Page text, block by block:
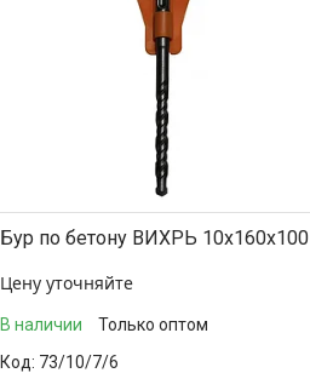
Бур по бетону ВИХРЬ 10x160x100
Цену уточняйте
В наличии
Только оптом
73/10/7/6